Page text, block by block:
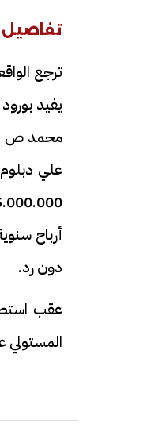
تفاصيل
ترجع
يفيد
علي
دون رد.
عقب
المستولي